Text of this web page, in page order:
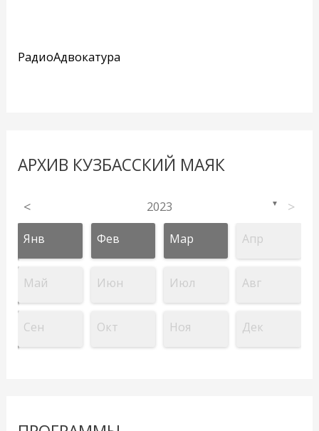
РадиоАдвокатура
АРХИВ КУЗБАССКИЙ МАЯК
< 2023 ▼ >
Янв Фев Мар Апр
Май Июн Июл Авг
Сен Окт Ноя Дек